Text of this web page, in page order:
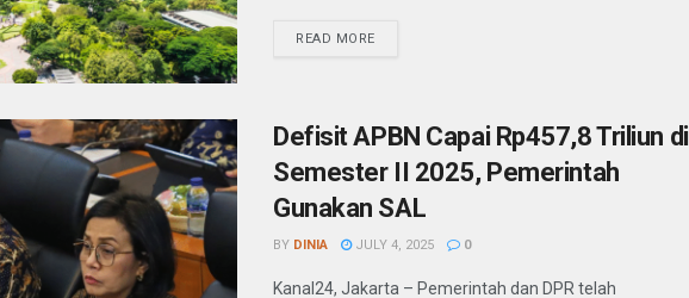
READ MORE
Defisit APBN Capai Rp457,8 Triliun di
Semester II 2025, Pemerintah
Gunakan SAL
BY DINIA JULY 4, 2025 0
Kanal24, Jakarta – Pemerintah dan DPR telah